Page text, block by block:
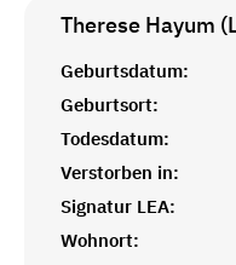
Therese Hayum
Geburtsdatum:
Geburtsort:
Todesdatum:
Verstorben in:
Signatur LEA:
Wohnort: